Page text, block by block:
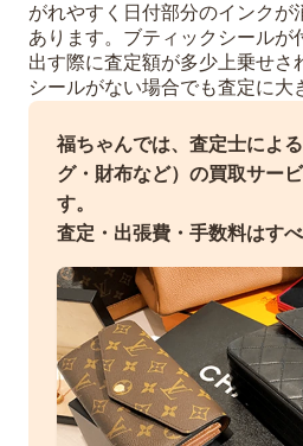
がれやすく日付部分のインクが
あります。ブティックシールが
出す際に査定額が多少上乗せさ
シールがない場合でも査定に大
福ちゃんでは、査定士によ
グ・財布など）の買取サー
す。
査定・出張費・手数料はすべ